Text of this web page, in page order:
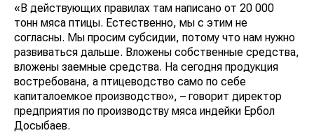
«В действующих правилах там написано от 20 000
тонн мяса птицы. Естественно, мы с этим не
согласны. Мы просим субсидии, потому что нам нужно
развиваться дальше. Вложены собственные средства,
вложены заемные средства. На сегодня продукция
востребована, а птицеводство само по себе
капиталоемкое производство», – говорит директор
предприятия по производству мяса индейки Ербол
Досыбаев.